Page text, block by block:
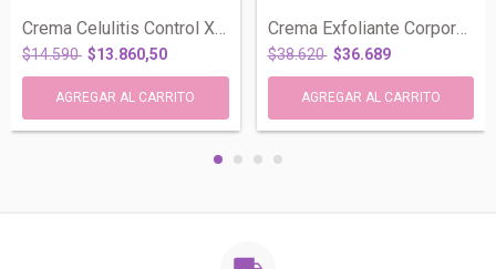
$14.590 $13.860,50
Crema Exfoliante Corporal X 1000 Ml - Bi...
$38.620 $36.689